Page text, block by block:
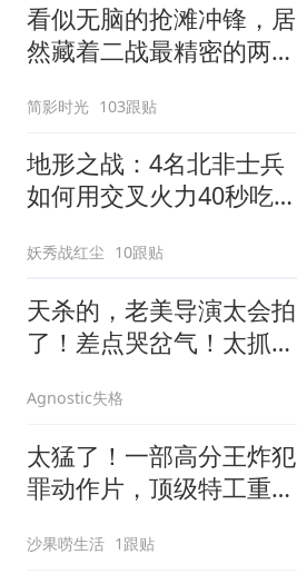
看似无脑的抢滩冲锋，居
然藏着二战最精密的两栖
简影时光 103跟贴
地形之战：4名北非士兵
如何用交叉火力40秒吃掉
妖秀战红尘 10跟贴
天杀的，老美导演太会拍
了！差点哭岔气！太抓心
Agnostic失格
太猛了！一部高分王炸犯
罪动作片，顶级特工重出
沙果唠生活 1跟贴